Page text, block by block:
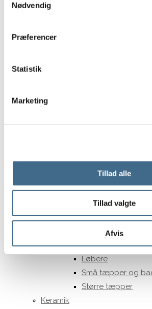
Nødvendig
Præferencer
Statistik
Marketing
Tillad alle
Tillad valgte
Afvis
Strømper og sokker
Diverse boligtilbehør
Drikkeglas
Gulvtæpper
JOU Tæpper
LIV Interior tæpper
Løbere
Små tæpper og
Større tæpper
Keramik